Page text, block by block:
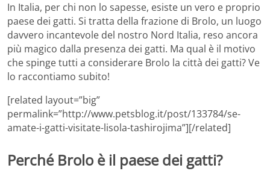
In Italia, per chi non lo sapesse, esiste un vero e proprio
paese dei gatti. Si tratta della frazione di Brolo, un luogo
davvero incantevole del nostro Nord Italia, reso ancora
più magico dalla presenza dei gatti. Ma qual è il motivo
che spinge tutti a considerare Brolo la città dei gatti? Ve
lo raccontiamo subito!
[related layout=”big”
permalink=”http://www.petsblog.it/post/133784/se-
amate-i-gatti-visitate-lisola-tashirojima”][/related]
Perché Brolo è il paese dei gatti?